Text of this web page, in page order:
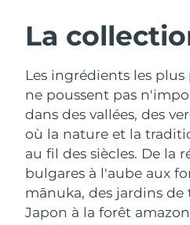
La
Les ingrédients les
ne poussent pas
dans des vallées, des
où la nature et la
au fil des siècles. De la
bulgares à l'aube aux
mānuka, des jardins de
Japon à la forêt
Nettoyage du visage
LUNA™ 4
Anti-aging
LUNA™ 4
Massage, LED
BEAR™ 2
Microcurrent
BEAR™ 2
Microcurrent
Hydratation
UFO™ 3
issa™ 4
Autriche
Belgique
Bermudes
Bosnie-Herzégovine
Brunei